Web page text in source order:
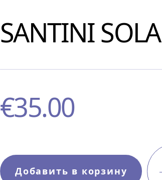
SANTINI
€35.00
Добавить в корзину